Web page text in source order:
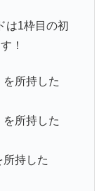
は1枠目の初
！
所持した
所持した
持した